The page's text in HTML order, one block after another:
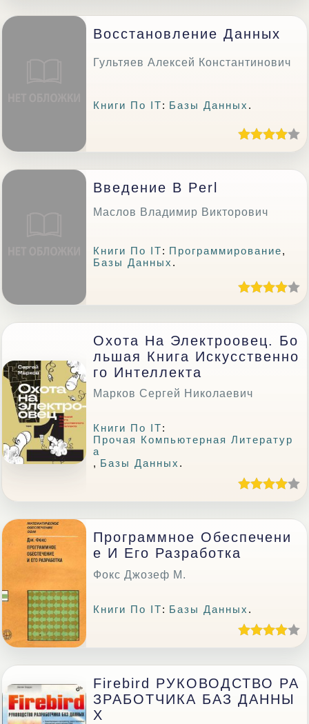
Восстановление Данных
Гультяев Алексей Константинович
Книги По IT: Базы Данных .
Введение В Perl
Маслов Владимир Викторович
Книги По IT: Программирование,
Базы Данных .
Охота На Электроовец. Бо
Льшая Книга Искусственно
Го Интеллекта
Марков Сергей Николаевич
Книги По IT:
Прочая Компьютерная Литератур
А
, Базы Данных .
Программное Обеспечени
Е И Его Разработка
Фокс Джозеф М.
Книги По IT: Базы Данных .
Firebird РУКОВОДСТВО РА
ЗРАБОТЧИКА БАЗ ДАННЫ
Х